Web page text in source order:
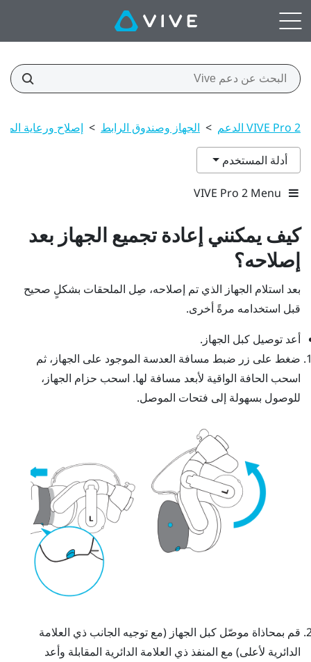
VIVE Pro 2 الدعم > الجهاز وصندوق الرابط > إصلاح ورعاية
أدلة المستخدم
VIVE Pro 2 Menu
كيف يمكنني إعادة تجميع الجهاز بعد
إصلاحه؟
بعد استلام الجهاز الذي تم إصلاحه، صِل الملحقات بشكلٍ صحيح
قبل استخدامه مرةً أخرى.
أعد توصيل كبل الجهاز.
ضغط على زر ضبط مسافة العدسة الموجود على الجهاز، ثم
اسحب الحافة الواقية لأبعد مسافة لها. اسحب حزام الجهاز،
للوصول بسهولة إلى فتحات الموصل.
قم بمحاذاة موصّل كبل الجهاز (مع توجيه الجانب ذي العلامة
الدائرية لأعلى) مع المنفذ ذي العلامة الدائرية المقابلة وأعد